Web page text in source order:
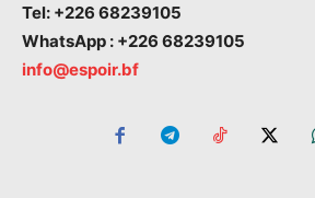
Tel: +226 68239105
WhatsApp : +226 68239105
info@espoir.bf